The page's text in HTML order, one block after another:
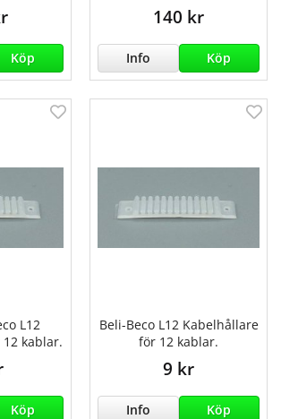
Köp
140 kr
Info Köp
L12
kablar.
Köp
Beli-Beco L12 Kabelhållare
för 12 kablar.
9 kr
Info Köp